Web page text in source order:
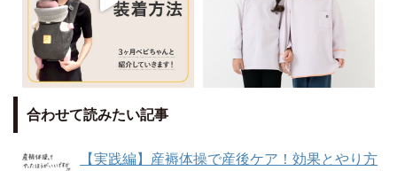
合わせて読みたい記事
【実践編】産褥体操で産後ケア！効果とやり方